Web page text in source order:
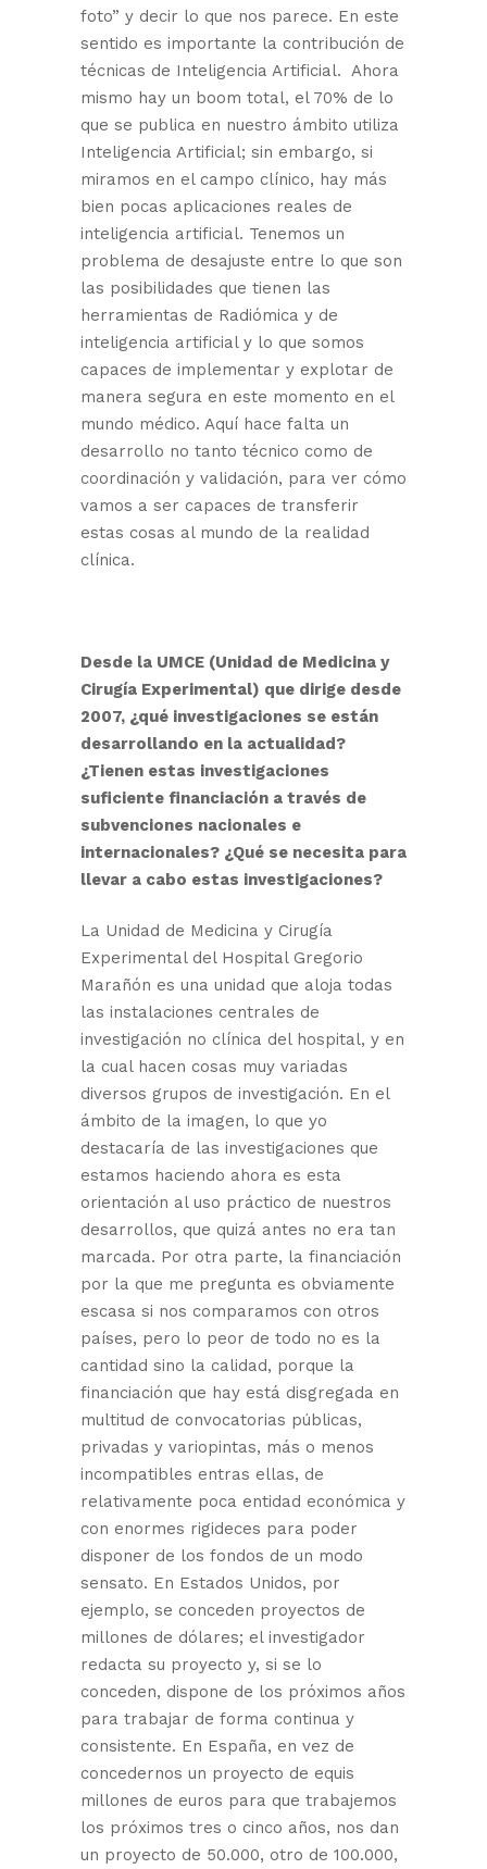
foto” y decir lo que nos parece. En este
sentido es importante la contribución de
técnicas de Inteligencia Artificial. Ahora
mismo hay un boom total, el 70% de lo
que se publica en nuestro ámbito utiliza
Inteligencia Artificial; sin embargo, si
miramos en el campo clínico, hay más
bien pocas aplicaciones reales de
inteligencia artificial. Tenemos un
problema de desajuste entre lo que son
las posibilidades que tienen las
herramientas de Radiómica y de
inteligencia artificial y lo que somos
capaces de implementar y explotar de
manera segura en este momento en el
mundo médico. Aquí hace falta un
desarrollo no tanto técnico como de
coordinación y validación, para ver cómo
vamos a ser capaces de transferir
estas cosas al mundo de la realidad
clínica.
Desde la UMCE (Unidad de Medicina y
Cirugía Experimental) que dirige desde
2007, ¿qué investigaciones se están
desarrollando en la actualidad?
¿Tienen estas investigaciones
suficiente financiación a través de
subvenciones nacionales e
internacionales? ¿Qué se necesita para
llevar a cabo estas investigaciones?
La Unidad de Medicina y Cirugía
Experimental del Hospital Gregorio
Marañón es una unidad que aloja todas
las instalaciones centrales de
investigación no clínica del hospital, y en
la cual hacen cosas muy variadas
diversos grupos de investigación. En el
ámbito de la imagen, lo que yo
destacaría de las investigaciones que
estamos haciendo ahora es esta
orientación al uso práctico de nuestros
desarrollos, que quizá antes no era tan
marcada. Por otra parte, la financiación
por la que me pregunta es obviamente
escasa si nos comparamos con otros
países, pero lo peor de todo no es la
cantidad sino la calidad, porque la
financiación que hay está disgregada en
multitud de convocatorias públicas,
privadas y variopintas, más o menos
incompatibles entras ellas, de
relativamente poca entidad económica y
con enormes rigideces para poder
disponer de los fondos de un modo
sensato. En Estados Unidos, por
ejemplo, se conceden proyectos de
millones de dólares; el investigador
redacta su proyecto y, si se lo
conceden, dispone de los próximos años
para trabajar de forma continua y
consistente. En España, en vez de
concedernos un proyecto de equis
millones de euros para que trabajemos
los próximos tres o cinco años, nos dan
un proyecto de 50.000, otro de 100.000,